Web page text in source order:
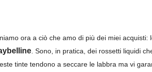
ora a ciò che amo di più dei miei acquisti:
. Sono, in pratica, dei rossetti liquidi
tinte tendono a seccare le labbra ma vi